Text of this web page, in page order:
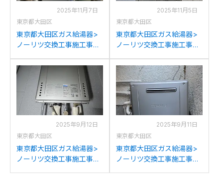
2025年11月7日
東京都大田区
東京都大田区ガス給湯器>
ノーリツ交換工事施工事
2413AWXHからノーリツ
GTH-2454AW3HBLへの交
2025年11月5日
東京都大田区
東京都大田区ガス給湯器>
ノーリツ交換工事施工事
C2442AWXからノーリツ
GT-C2472SAWへの交換
2025年9月12日
東京都大田区
東京都大田区ガス給湯器>
ノーリツ交換工事施工事
2025年9月11日
東京都大田区
東京都大田区ガス給湯器>
ノーリツ交換工事施工事